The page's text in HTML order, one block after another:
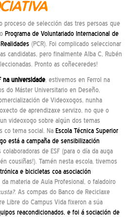
de selección das tres persoas que
Programa de Voluntariado Internacional de
(PCR). Foi complicado seleccionar
candidatas, pero finalmente Alba C, Rubén
Pronto as coñeceredes!
na universidade, estivemos en Ferrol na
do Máster Universitario en Deseño,
de Videoxogos, nunha
de aprendizaxe servizo, no que o
videoxogo sobre algún dos temas
co tema social. Na Escola Técnica Superior
está a campaña de sensibilización
de ESF (para o día da auga
cousiñas!). Tamén nesta escola, tivemos
e bicicletas coa asociación
materia de Aula Profesional, o faladoiro
. As compas do Banco de Reciclaxe
Libre do Campus Vida fixeron a súa
reacondicionados, e foi á sociación de